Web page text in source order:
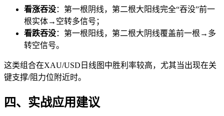
看涨吞没：第一根阴线，第二根大阳线完全“吞没”前一
根实体→空转多信号；
看跌吞没：第一根阳线，第二根大阴线覆盖前一根→多
转空信号。
这类组合在XAU/USD日线图中胜利率较高，尤其当出现在关
键支撑/阻力位附近时。
四、实战应用建议